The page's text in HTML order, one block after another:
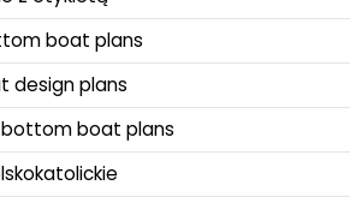
boat plans
design plans
boat plans